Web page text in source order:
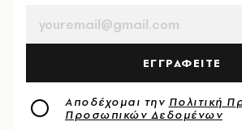
ΕΓΓΡΑΦΕΙΤΕ
Αποδέχομαι την Πολιτική
Προσωπικών Δεδομένων